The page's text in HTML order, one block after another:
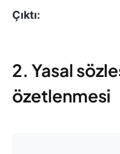
Çıktı:
2. Yasal
özetlenmesi